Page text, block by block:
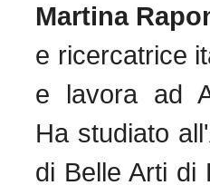
Martina
e ricercatrice
e lavora ad
Ha studiato
di Belle Arti di